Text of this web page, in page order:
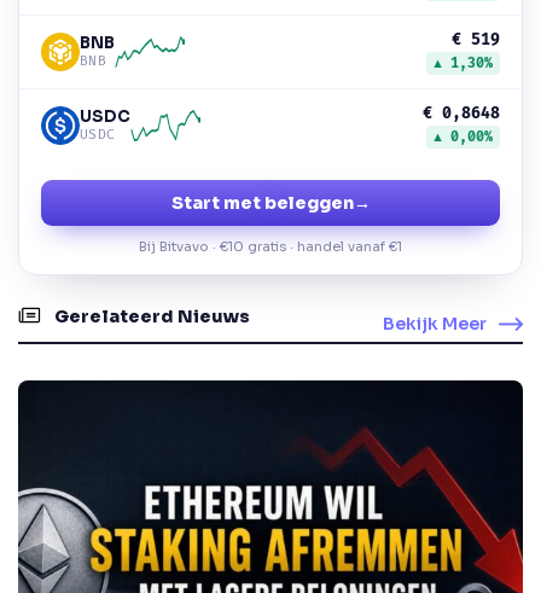
BNB
BNB
€ 519
▲ 1,30%
USDC
USDC
€ 0,8648
▲ 0,00%
Start met beleggen→
Bij Bitvavo · €10 gratis · handel vanaf €1
Gerelateerd Nieuws Bekijk Meer